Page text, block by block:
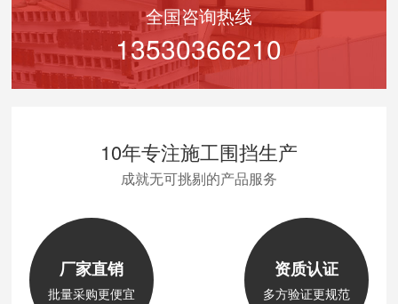
全国咨询热线
13530366210
10年专注施工围挡生产
成就无可挑剔的产品服务
厂家直销
批量采购更便宜
资质认证
多方验证更规范